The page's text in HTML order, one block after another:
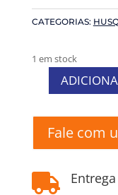
CATEGORIAS:
1 em stock
Quantidade
Motosserra
bateria
Husqvarna
T535i
XP
Fale com
